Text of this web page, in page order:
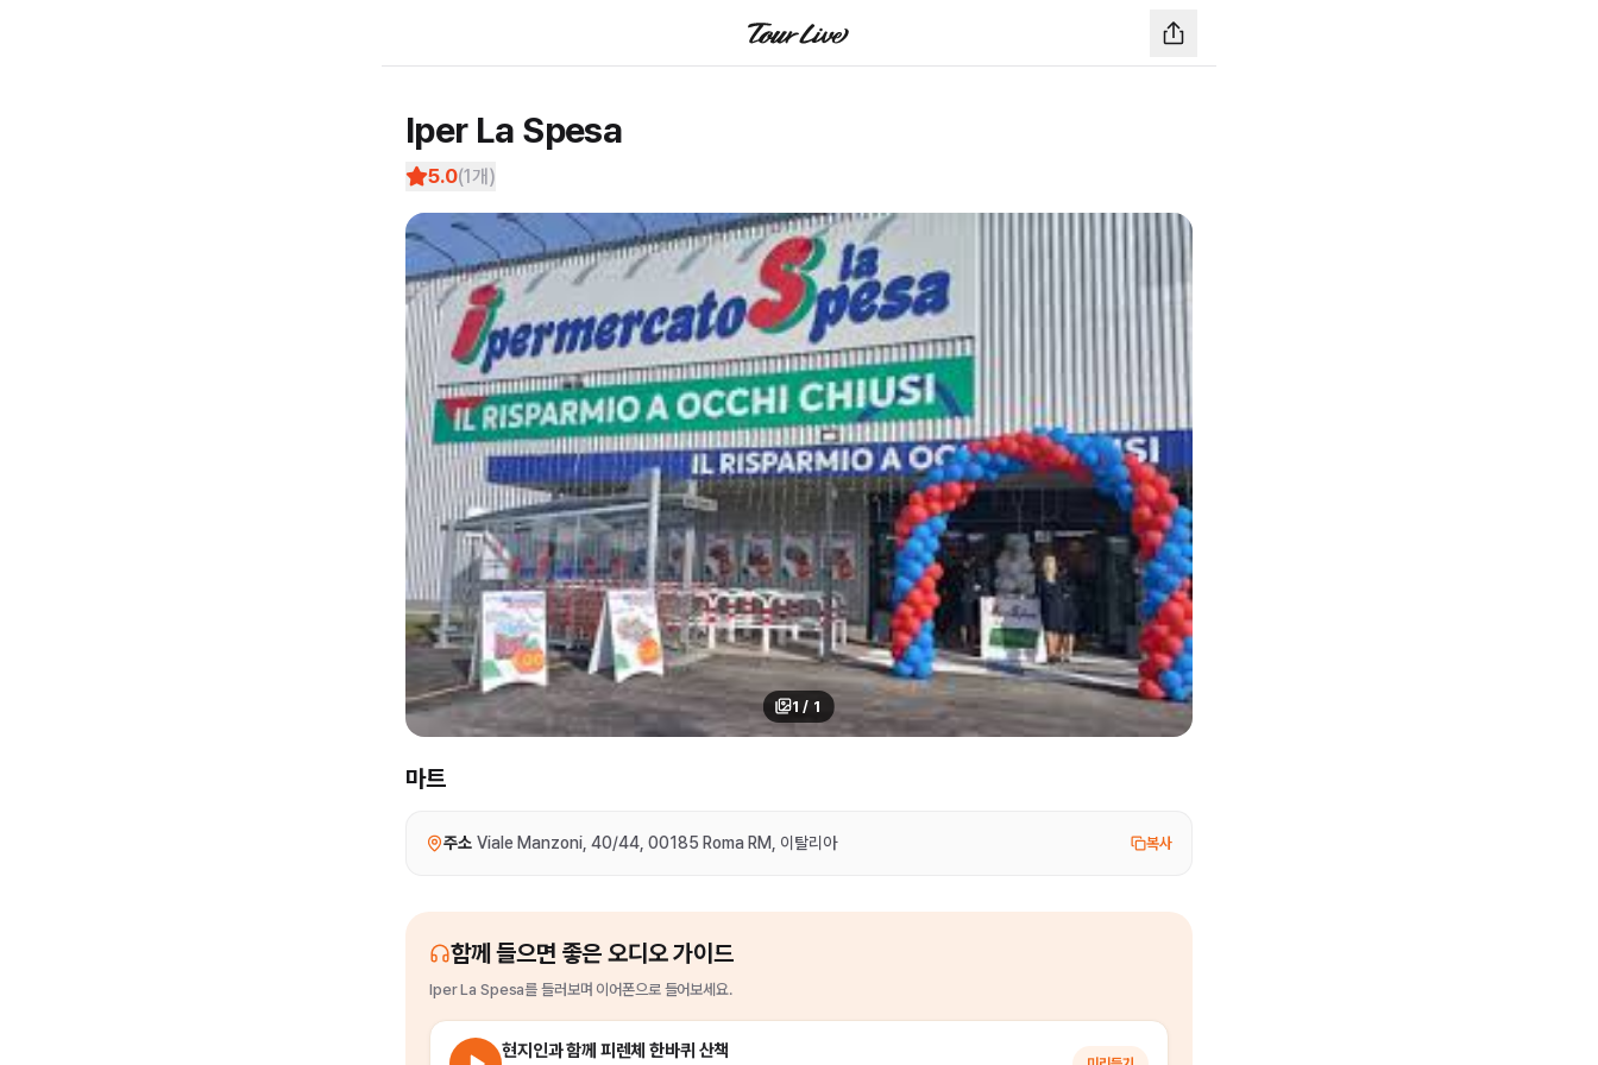
Iper La Spesa
5.0(1개)
1 / 1
마트
주소 Viale Manzoni, 40/44, 00185 Roma RM, 이탈리아 복사
함께 들으면 좋은 오디오 가이드
Iper La Spesa를 들러보며 이어폰으로 들어보세요.
현지인과 함께 피렌체 한바퀴 산책